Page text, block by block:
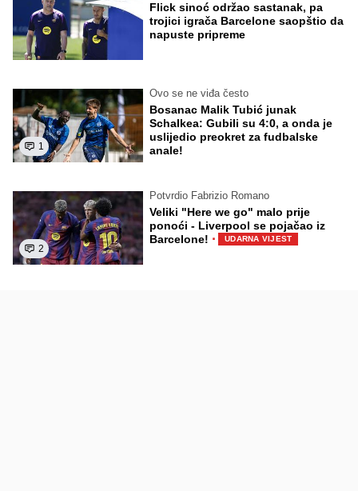
Flick sinoć održao sastanak, pa
trojici igrača Barcelone saopštio da
napuste pripreme
1
Ovo se ne viđa često
Bosanac Malik Tubić junak
Schalkea: Gubili su 4:0, a onda je
uslijedio preokret za fudbalske
anale!
2
Potvrdio Fabrizio Romano
Veliki "Here we go" malo prije
ponoći - Liverpool se pojačao iz
Barcelone! · UDARNA VIJEST